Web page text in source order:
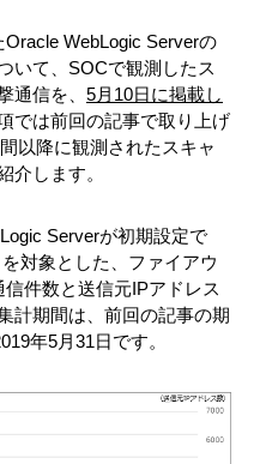
WebLogic Serverの
いて、SOCで観測したス
通信を、 5月10日に掲載し
では前回の記事で取り上げ
以降に観測されたスキャ
介します。
Serverが初期設定で
対象とした、ファイアウ
件数と送信元IPアドレス
計期間は、前回の記事の期
年5月31日です。